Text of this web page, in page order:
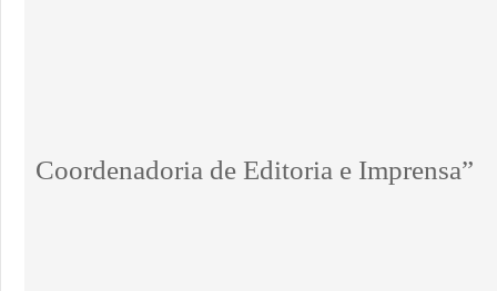
Coordenadoria de Editoria e Imprensa”